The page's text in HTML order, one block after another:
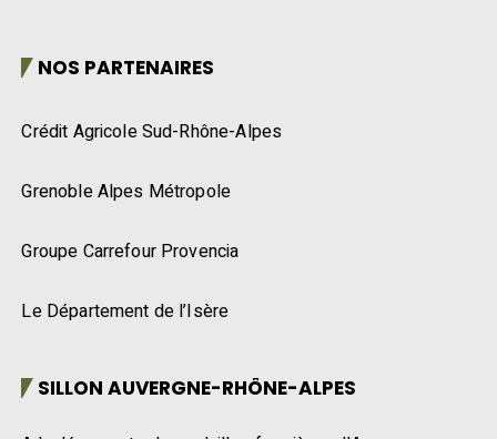
NOS PARTENAIRES
Crédit Agricole Sud-Rhône-Alpes
Grenoble Alpes Métropole
Groupe Carrefour Provencia
Le Département de l’Isère
SILLON AUVERGNE-RHÔNE-ALPES